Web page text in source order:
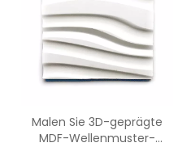
Malen Sie 3D-geprägte
MDF-Wellenmuster-